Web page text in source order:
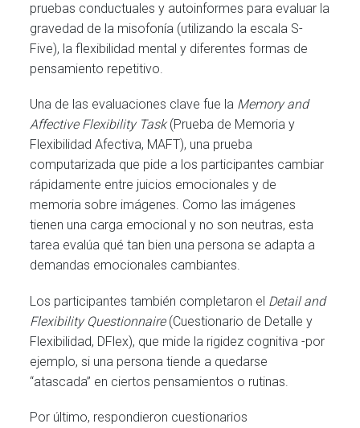
pruebas conductuales y autoinformes para evaluar la
gravedad de la misofonía (utilizando la escala S-
Five), la flexibilidad mental y diferentes formas de
pensamiento repetitivo.
Una de las evaluaciones clave fue la Memory and
Affective Flexibility Task(Prueba de Memoria y
Flexibilidad Afectiva, MAFT), una prueba
computarizada que pide a los participantes cambiar
rápidamente entre juicios emocionales y de
memoria sobre imágenes. Como las imágenes
tienen una carga emocional y no son neutras, esta
tarea evalúa qué tan bien una persona se adapta a
demandas emocionales cambiantes.
Los participantes también completaron el Detail and
Flexibility Questionnaire(Cuestionario de Detalle y
Flexibilidad, DFlex), que mide la rigidez cognitiva -por
ejemplo, si una persona tiende a quedarse
“atascada” en ciertos pensamientos o rutinas.
Por último, respondieron cuestionarios